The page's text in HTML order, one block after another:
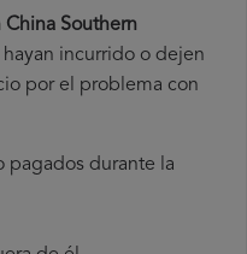
China Southern
incurrido o dejen
por el problema con
pagados durante la